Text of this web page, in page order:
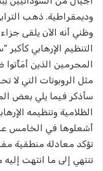
وديمقراطية. ذهب
وظني أنه الآن يلقى
التنظيم الإرهابي كأكبر
المجرمين الذين
مثل الروبوتات التي لا
سأذكر فيما يلي بعض
الظلامية وتنظيمه
أشعلوها في الخامس
تؤكد معادلة منطقية
تنتهي إلى ما انتهت